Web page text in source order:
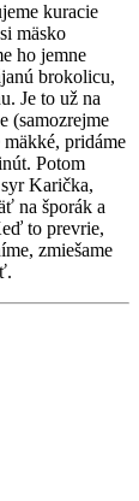
kuracie
mäsko
ho jemne
brokolicu,
Je to už na
(samozrejme
mäkké, pridáme
Potom
Karička,
na šporák a
to prevrie,
zmiešame